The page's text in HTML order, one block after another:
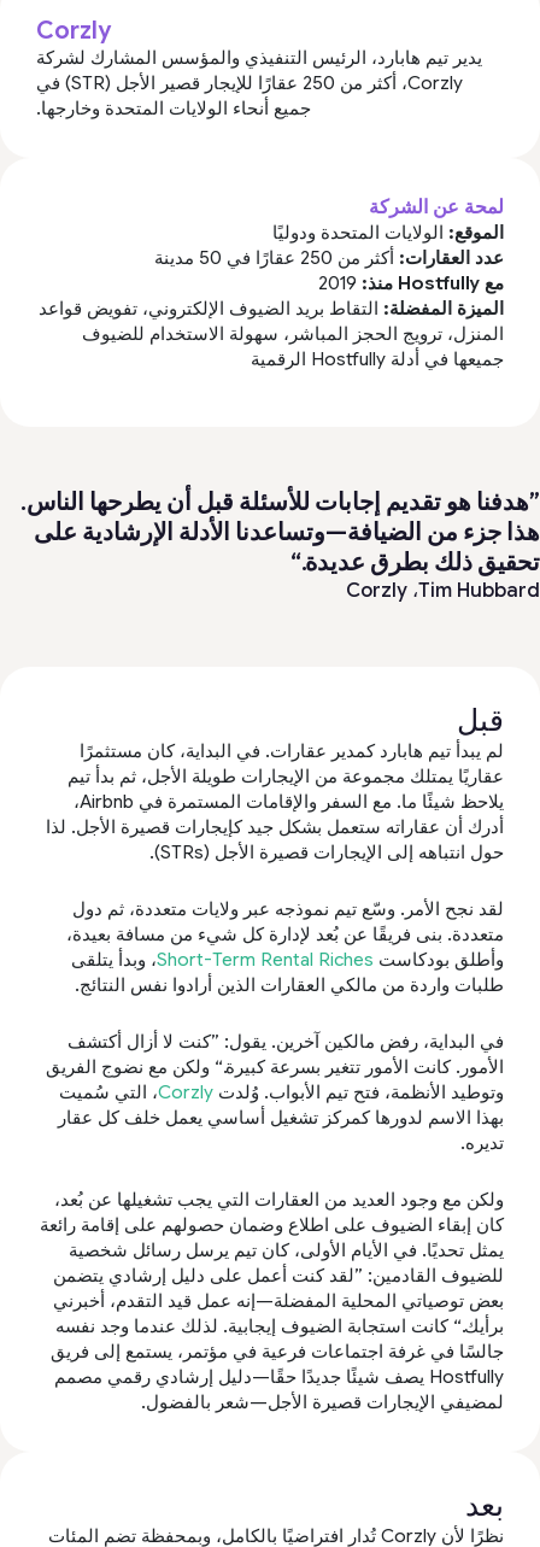
Corzly
يدير تيم هابارد، الرئيس التنفيذي والمؤسس المشارك لشركة
Corzly، أكثر من 250 عقارًا للإيجار قصير الأجل (STR) في
جميع أنحاء الولايات المتحدة وخارجها.
لمحة عن الشركة
الموقع: الولايات المتحدة ودوليًا
عدد العقارات: أكثر من 250 عقارًا في 50 مدينة
مع Hostfully منذ:
الميزة المفضلة: التقاط بريد الضيوف الإلكتروني، تفويض قواعد
المنزل، ترويج الحجز المباشر، سهولة الاستخدام للضيوف
جميعها في أدلة Hostfully الرقمية
”هدفنا هو تقديم إجابات للأسئلة قبل أن يطرحها الناس.
هذا جزء من الضيافة—وتساعدنا الأدلة الإرشادية على
تحقيق ذلك بطرق عديدة.“
Tim Hubbard، Corzly
قبل
لم يبدأ تيم هابارد كمدير عقارات. في البداية، كان مستثمرًا
عقاريًا يمتلك مجموعة من الإيجارات طويلة الأجل، ثم بدأ تيم
يلاحظ شيئًا ما. مع السفر والإقامات المستمرة في Airbnb،
أدرك أن عقاراته ستعمل بشكل جيد كإيجارات قصيرة الأجل. لذا
حول انتباهه إلى الإيجارات قصيرة الأجل (STRs).
لقد نجح الأمر. وسّع تيم نموذجه عبر ولايات متعددة، ثم دول
متعددة. بنى فريقًا عن بُعد لإدارة كل شيء من مسافة بعيدة،
وأطلق بودكاست Short-Term Rental Riches، وبدأ يتلقى
طلبات واردة من مالكي العقارات الذين أرادوا نفس النتائج.
في البداية، رفض مالكين آخرين. يقول: ”كنت لا أزال أكتشف
الأمور. كانت الأمور تتغير بسرعة كبيرة.“ ولكن مع نضوج الفريق
وتوطيد الأنظمة، فتح تيم الأبواب. وُلدت Corzly، التي سُميت
بهذا الاسم لدورها كمركز تشغيل أساسي يعمل خلف كل عقار
تديره.
ولكن مع وجود العديد من العقارات التي يجب تشغيلها عن بُعد،
كان إبقاء الضيوف على اطلاع وضمان حصولهم على إقامة رائعة
يمثل تحديًا. في الأيام الأولى، كان تيم يرسل رسائل شخصية
للضيوف القادمين: ”لقد كنت أعمل على دليل إرشادي يتضمن
بعض توصياتي المحلية المفضلة—إنه عمل قيد التقدم، أخبرني
برأيك.“ كانت استجابة الضيوف إيجابية. لذلك عندما وجد نفسه
جالسًا في غرفة اجتماعات فرعية في مؤتمر، يستمع إلى فريق
Hostfully يصف شيئًا جديدًا حقًا—دليل إرشادي رقمي مصمم
لمضيفي الإيجارات قصيرة الأجل—شعر بالفضول.
بعد
نظرًا لأن Corzly تُدار افتراضيًا بالكامل، وبمحفظة تضم المئات